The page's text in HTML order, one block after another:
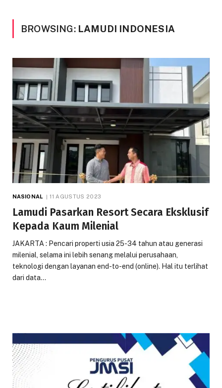
BROWSING: LAMUDI INDONESIA
NASIONAL 11 AGUSTUS 2023
Lamudi Pasarkan Resort Secara Eksklusif
Kepada Kaum Milenial
JAKARTA : Pencari properti usia 25-34 tahun atau generasi
milenial, selama ini lebih senang melalui perusahaan,
teknologi dengan layanan end-to-end (online). Hal itu terlihat
dari data…